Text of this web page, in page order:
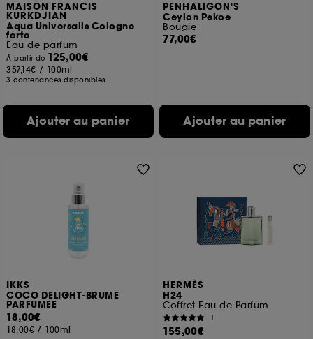
MAISON FRANCIS
KURKDJIAN
Aqua Universalis Cologne
forte
Eau de parfum
À partir de 125,00€
357,14€ / 100ml
3 contenances disponibles
Ajouter au panier
PENHALIGON'S
Ceylon Pekoe
Bougie
77,00€
Ajouter au panier
IKKS
COCO DELIGHT-BRUME
PARFUMEE
18,00€
18,00€ / 100ml
HERMÈS
H24
Coffret Eau de Parfum
1
155,00€